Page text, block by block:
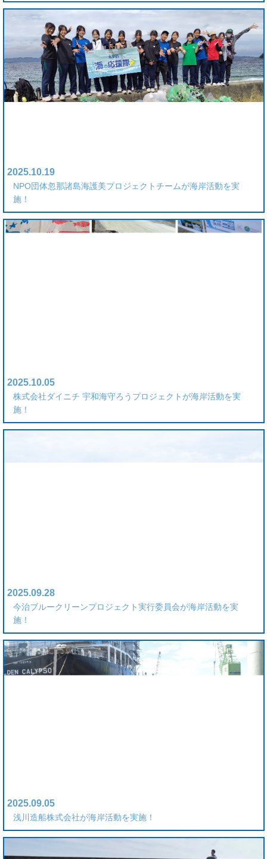
2025.10.19
NPO団体忽那諸島海護美プロジェクトチームが海岸活動を実
施！
2025.10.05
株式会社ダイニチ 宇和海守ろうプロジェクトが海岸活動を実
施！
2025.09.28
今治ブルークリーンプロジェクト実行委員会が海岸活動を実
施！
2025.09.05
浅川造船株式会社が海岸活動を実施！